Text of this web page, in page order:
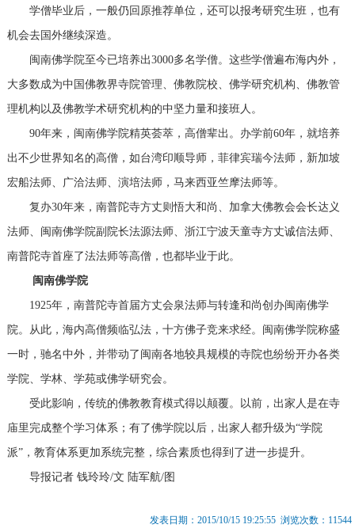
学僧毕业后，一般仍回原推荐单位，还可以报考研究生班，也有
机会去国外继续深造。
闽南佛学院至今已培养出3000多名学僧。这些学僧遍布海内外，
大多数成为中国佛教界寺院管理、佛教院校、佛学研究机构、佛教管
理机构以及佛教学术研究机构的中坚力量和接班人。
90年来，闽南佛学院精英荟萃，高僧辈出。办学前60年，就培养
出不少世界知名的高僧，如台湾印顺导师，菲律宾瑞今法师，新加坡
宏船法师、广洽法师、演培法师，马来西亚竺摩法师等。
复办30年来，南普陀寺方丈则悟大和尚、加拿大佛教会会长达义
法师、闽南佛学院副院长法源法师、浙江宁波天童寺方丈诚信法师、
南普陀寺首座了法法师等高僧，也都毕业于此。
闽南佛学院
1925年，南普陀寺首届方丈会泉法师与转逢和尚创办闽南佛学
院。从此，海内高僧频临弘法，十方佛子竞来求经。闽南佛学院称盛
一时，驰名中外，并带动了闽南各地较具规模的寺院也纷纷开办各类
学院、学林、学苑或佛学研究会。
受此影响，传统的佛教教育模式得以颠覆。以前，出家人是在寺
庙里完成整个学习体系；有了佛学院以后，出家人都升级为“学院
派”，教育体系更加系统完整，综合素质也得到了进一步提升。
导报记者 钱玲玲/文 陆军航/图
发表日期：2015/10/15 19:25:55 浏览次数：11544